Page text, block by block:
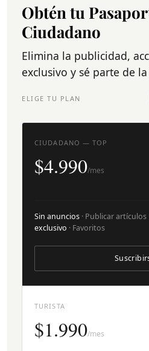
Obtén tu
Ciudadano
Elimina la publicidad,
exclusivo y sé parte de
ELIGE TU PLAN
TURISTA
$1.990/mes
CIUDADANO — TOP
$4.990/mes
Sin anuncios · Publicar artículos
exclusivo · Favoritos